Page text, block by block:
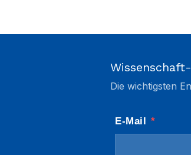
Die wichtigsten